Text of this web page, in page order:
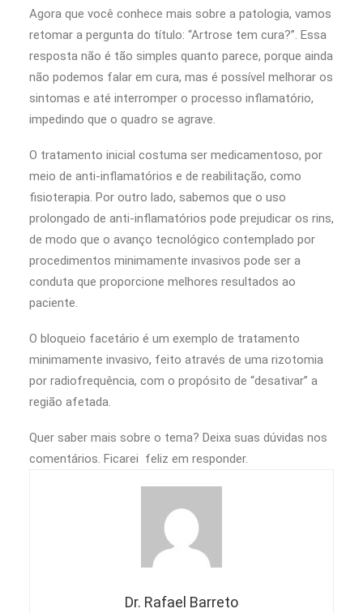
Agora que você conhece mais sobre a patologia, vamos
retomar a pergunta do título: “Artrose tem cura?”. Essa
resposta não é tão simples quanto parece, porque ainda
não podemos falar em cura, mas é possível melhorar os
sintomas e até interromper o processo inflamatório,
impedindo que o quadro se agrave.
O tratamento inicial costuma ser medicamentoso, por
meio de anti-inflamatórios e de reabilitação, como
fisioterapia. Por outro lado, sabemos que o uso
prolongado de anti-inflamatórios pode prejudicar os rins,
de modo que o avanço tecnológico contemplado por
procedimentos minimamente invasivos pode ser a
conduta que proporcione melhores resultados ao
paciente.
O bloqueio facetário é um exemplo de tratamento
minimamente invasivo, feito através de uma rizotomia
por radiofrequência, com o propósito de “desativar” a
região afetada.
Quer saber mais sobre o tema? Deixa suas dúvidas nos
comentários. Ficarei feliz em responder.
Dr. Rafael Barreto